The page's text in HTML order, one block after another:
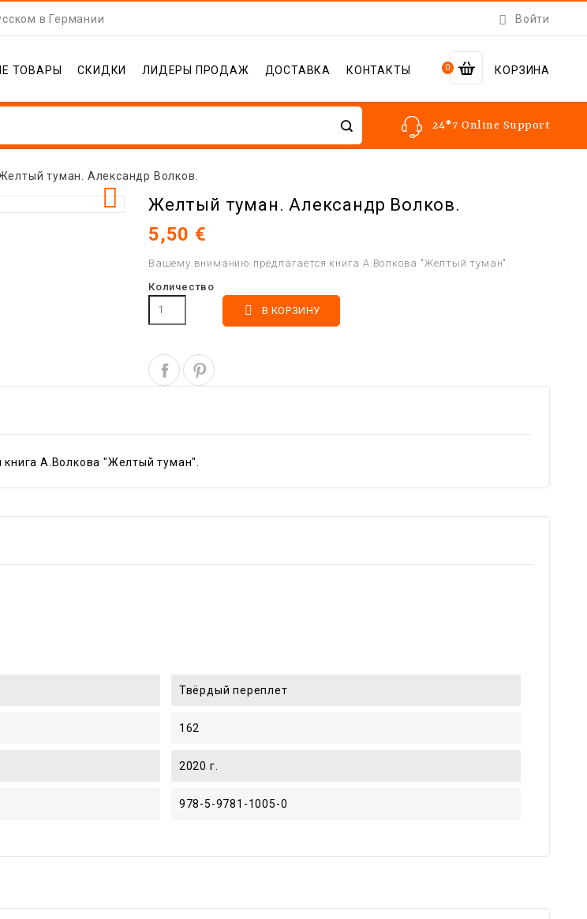
в Германии  Войти
0 КОРЗИНА
ТОВАРЫ СКИДКИ ЛИДЕРЫ ПРОДАЖ ДОСТАВКА КОНТАКТЫ
24*7 Online Support
туман. Александр Волков.
 Желтый туман. Александр Волков.
5,50 €
Вашему вниманию предлагается книга А.Волкова "Желтый туман".
Количество
 В КОРЗИНУ
А.Волкова "Желтый туман".
Твёрдый переплет
162
2020 г.
978-5-9781-1005-0